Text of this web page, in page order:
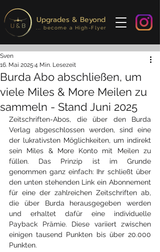
Upgrades & Beyond
... become a High-Flyer
Burda Abo abschließen, um
viele Miles & More Meilen zu
sammeln - Stand Juni 2025
Sven
16. Mai 2025 4 Min. Lesezeit
Zeitschriften-Abos, die über den Burda
Verlag abgeschlossen werden, sind eine
der lukrativsten Möglichkeiten, um indirekt
sein Miles & More Konto mit Meilen zu
füllen. Das Prinzip ist im Grunde
genommen ganz einfach: Ihr schließt über
den unten stehenden Link ein Abonnement
für eine der zahlreichen Zeitschriften ab,
die über Burda herausgegeben werden
und erhaltet dafür eine individuelle
Payback Prämie. Diese variiert zwischen
einigen tausend Punkten bis über 20.000
Punkten.